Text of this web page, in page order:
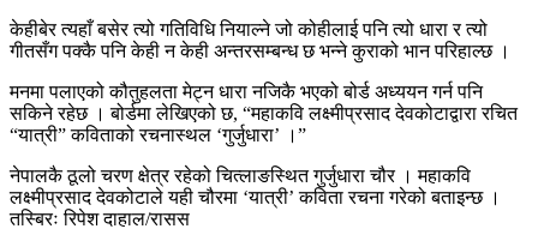
केहीबेर त्यहाँ बसेर त्यो गतिविधि नियाल्ने जो कोहीलाई पनि त्यो धारा र त्यो
गीतसँग पक्कै पनि केही न केही अन्तरसम्बन्ध छ भन्ने कुराको भान परिहाल्छ ।
मनमा पलाएको कौतुहलता मेट्न धारा नजिकै भएको बोर्ड अध्ययन गर्न पनि
सकिने रहेछ । बोर्डमा लेखिएको छ, “महाकवि लक्ष्मीप्रसाद देवकोटाद्वारा रचित
“यात्री” कविताको रचनास्थल ‘गुर्जुधारा’ ।”
नेपालकै ठूलो चरण क्षेत्र रहेको चित्लाङस्थित गुर्जुधारा चौर । महाकवि
लक्ष्मीप्रसाद देवकोटाले यही चौरमा ‘यात्री’ कविता रचना गरेको बताइन्छ ।
तस्बिरः रिपेश दाहाल/रासस